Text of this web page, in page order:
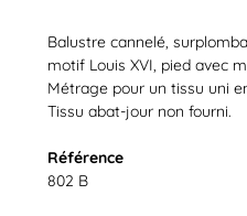
Balustre cannelé,
motif Louis XVI, pied avec
Métrage pour un tissu uni
Tissu abat-jour non fourni.
Référence
802 B